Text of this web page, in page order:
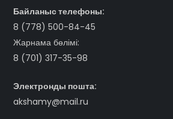
Байланыс телефоны:
8 (778) 500-84-45
Жарнама бөлімі:
8 (701) 317-35-98
Электронды пошта:
akshamy@mail.ru